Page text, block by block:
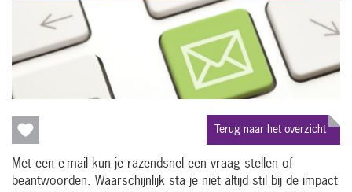
Terug naar het overzicht
Met een e-mail kun je razendsnel een vraag stellen of
beantwoorden. Waarschijnlijk sta je niet altijd stil bij de impact